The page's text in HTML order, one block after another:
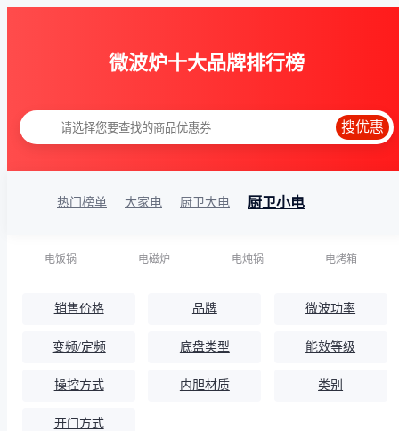
微波炉十大品牌排行榜
搜优惠
热门榜单 大家电 厨卫大电 厨卫小电
电饭锅 电磁炉 电炖锅 电烤箱
销售价格 品牌 微波功率
变频/定频 底盘类型 能效等级
操控方式 内胆材质 类别
开门方式